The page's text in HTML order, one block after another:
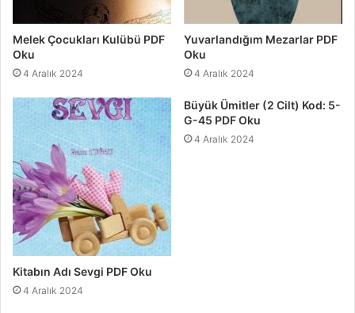
Melek Çocukları Kulübü PDF
Oku
4 Aralık 2024
Yuvarlandığım Mezarlar PDF
Oku
4 Aralık 2024
Kitabın Adı Sevgi PDF Oku
4 Aralık 2024
Büyük Ümitler (2 Cilt) Kod: 5-
G-45 PDF Oku
4 Aralık 2024